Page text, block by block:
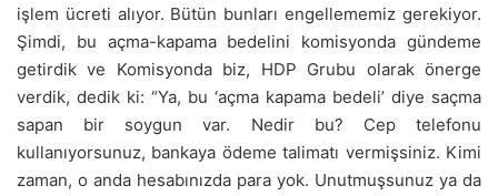
işlem ücreti alıyor. Bütün bunları engellememiz gerekiyor.
Şimdi, bu açma-kapama bedelini komisyonda gündeme
getirdik ve Komisyonda biz, HDP Grubu olarak önerge
verdik, dedik ki: “Ya, bu ‘açma kapama bedeli’ diye saçma
sapan bir soygun var. Nedir bu? Cep telefonu
kullanıyorsunuz, bankaya ödeme talimatı vermişsiniz. Kimi
zaman, o anda hesabınızda para yok. Unutmuşsunuz ya da